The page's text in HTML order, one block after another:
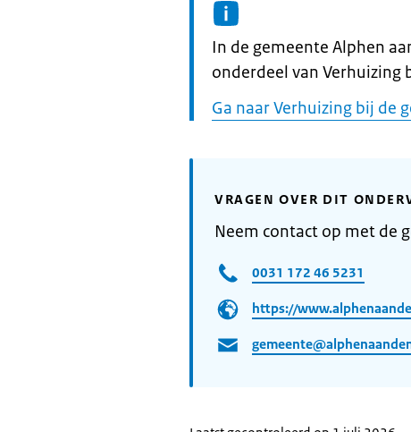
Informatie:
In de gemeente Alphen
onderdeel van Verhuizing
Ga naar Verhuizing bij de
VRAGEN OVER DIT
Neem contact op met de
0031 172 46 5231
https://